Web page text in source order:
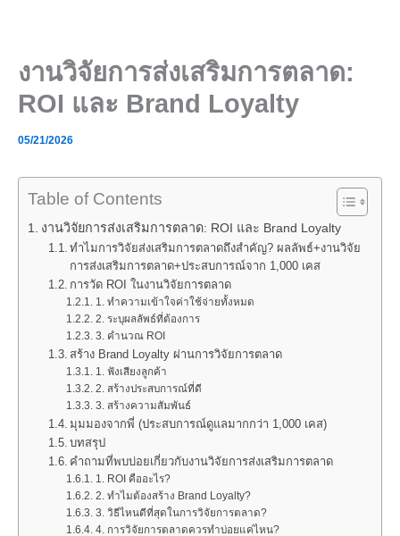
งานวิจัยการส่งเสริมการตลาด:
ROI และ Brand Loyalty
05/21/2026
Table of Contents
งานวิจัยการส่งเสริมการตลาด: ROI และ Brand Loyalty
ทำไมการวิจัยส่งเสริมการตลาดถึงสำคัญ? ผลลัพธ์+งานวิจัย
การส่งเสริมการตลาด+ประสบการณ์จาก 1,000 เคส
การวัด ROI ในงานวิจัยการตลาด
1. ทำความเข้าใจค่าใช้จ่ายทั้งหมด
2. ระบุผลลัพธ์ที่ต้องการ
3. คำนวณ ROI
สร้าง Brand Loyalty ผ่านการวิจัยการตลาด
1. ฟังเสียงลูกค้า
2. สร้างประสบการณ์ที่ดี
3. สร้างความสัมพันธ์
มุมมองจากพี่ (ประสบการณ์ดูแลมากกว่า 1,000 เคส)
บทสรุป
คำถามที่พบบ่อยเกี่ยวกับงานวิจัยการส่งเสริมการตลาด
1. ROI คืออะไร?
2. ทำไมต้องสร้าง Brand Loyalty?
3. วิธีไหนดีที่สุดในการวิจัยการตลาด?
4. การวิจัยการตลาดควรทำบ่อยแค่ไหน?